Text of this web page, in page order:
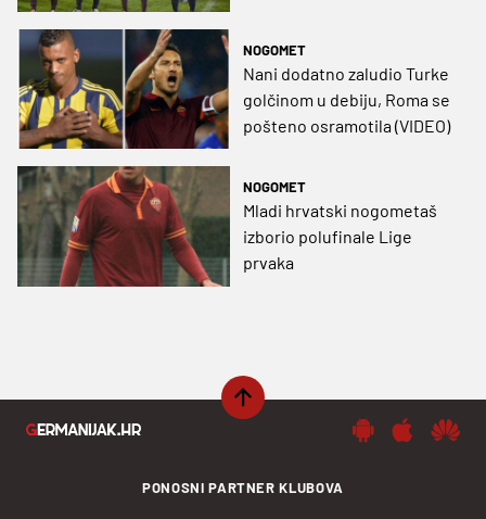
NOGOMET
Nani dodatno zaludio Turke
golčinom u debiju, Roma se
pošteno osramotila (VIDEO)
NOGOMET
Mladi hrvatski nogometaš
izborio polufinale Lige
prvaka
PONOSNI PARTNER KLUBOVA